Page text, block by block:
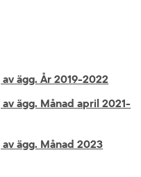
nytt fönster eller ny flik.
ägg. År 2019-2022
i nytt fönster eller ny flik.
ägg. Månad april 2021-
nytt fönster eller ny flik.
ägg. Månad 2023